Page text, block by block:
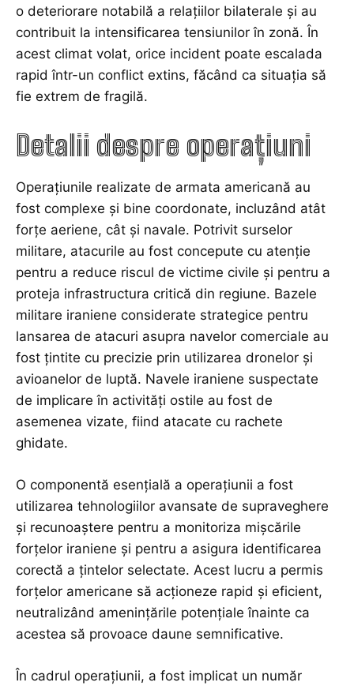
o deteriorare notabilă a relațiilor bilaterale și au
contribuit la intensificarea tensiunilor în zonă. În
acest climat volat, orice incident poate escalada
rapid într-un conflict extins, făcând ca situația să
fie extrem de fragilă.
Detalii despre operațiuni
Operațiunile realizate de armata americană au
fost complexe și bine coordonate, incluzând atât
forțe aeriene, cât și navale. Potrivit surselor
militare, atacurile au fost concepute cu atenție
pentru a reduce riscul de victime civile și pentru a
proteja infrastructura critică din regiune. Bazele
militare iraniene considerate strategice pentru
lansarea de atacuri asupra navelor comerciale au
fost țintite cu precizie prin utilizarea dronelor și
avioanelor de luptă. Navele iraniene suspectate
de implicare în activități ostile au fost de
asemenea vizate, fiind atacate cu rachete
ghidate.
O componentă esențială a operațiunii a fost
utilizarea tehnologiilor avansate de supraveghere
și recunoaștere pentru a monitoriza mișcările
forțelor iraniene și pentru a asigura identificarea
corectă a țintelor selectate. Acest lucru a permis
forțelor americane să acționeze rapid și eficient,
neutralizând amenințările potențiale înainte ca
acestea să provoace daune semnificative.
În cadrul operațiunii, a fost implicat un număr